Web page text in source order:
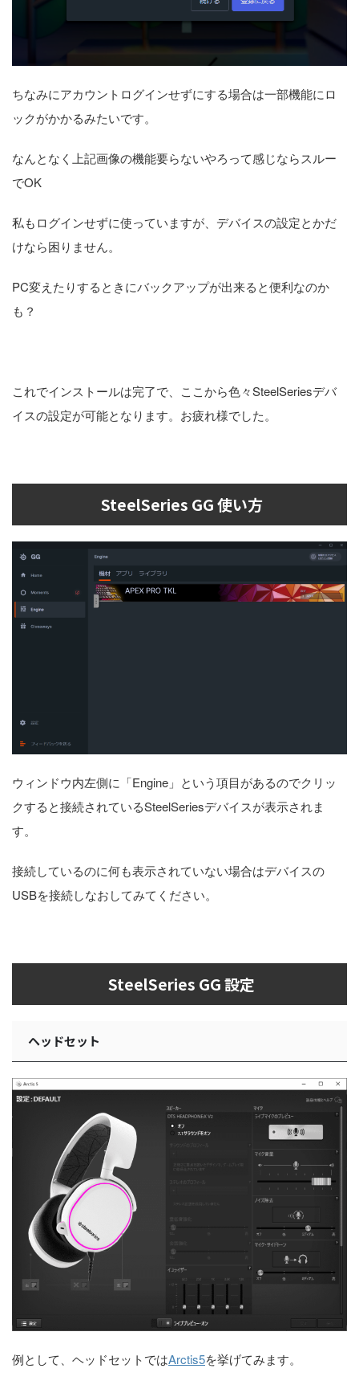
ちなみにアカウントログインせずにする場合は一部機能にロ
ックがかかるみたいです。
なんとなく上記画像の機能要らないやろって感じならスルー
でOK
私もログインせずに使っていますが、デバイスの設定とかだ
けなら困りません。
PC変えたりするときにバックアップが出来ると便利なのか
も？
これでインストールは完了で、ここから色々SteelSeriesデバ
イスの設定が可能となります。お疲れ様でした。
SteelSeries GG 使い方
ウィンドウ内左側に「Engine」という項目があるのでクリッ
クすると接続されているSteelSeriesデバイスが表示されま
す。
接続しているのに何も表示されていない場合はデバイスの
USBを接続しなおしてみてください。
SteelSeries GG 設定
ヘッドセット
例として、ヘッドセットではArctis5を挙げてみます。